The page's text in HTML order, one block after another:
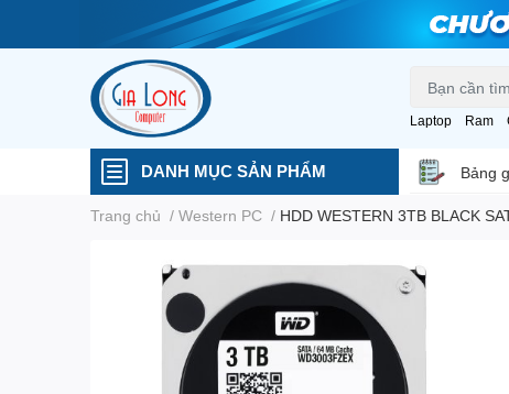
Laptop Ram
DANH MỤC SẢN PHẨM Bảng
Trang chủ / Western PC / HDD WESTERN 3TB BLACK